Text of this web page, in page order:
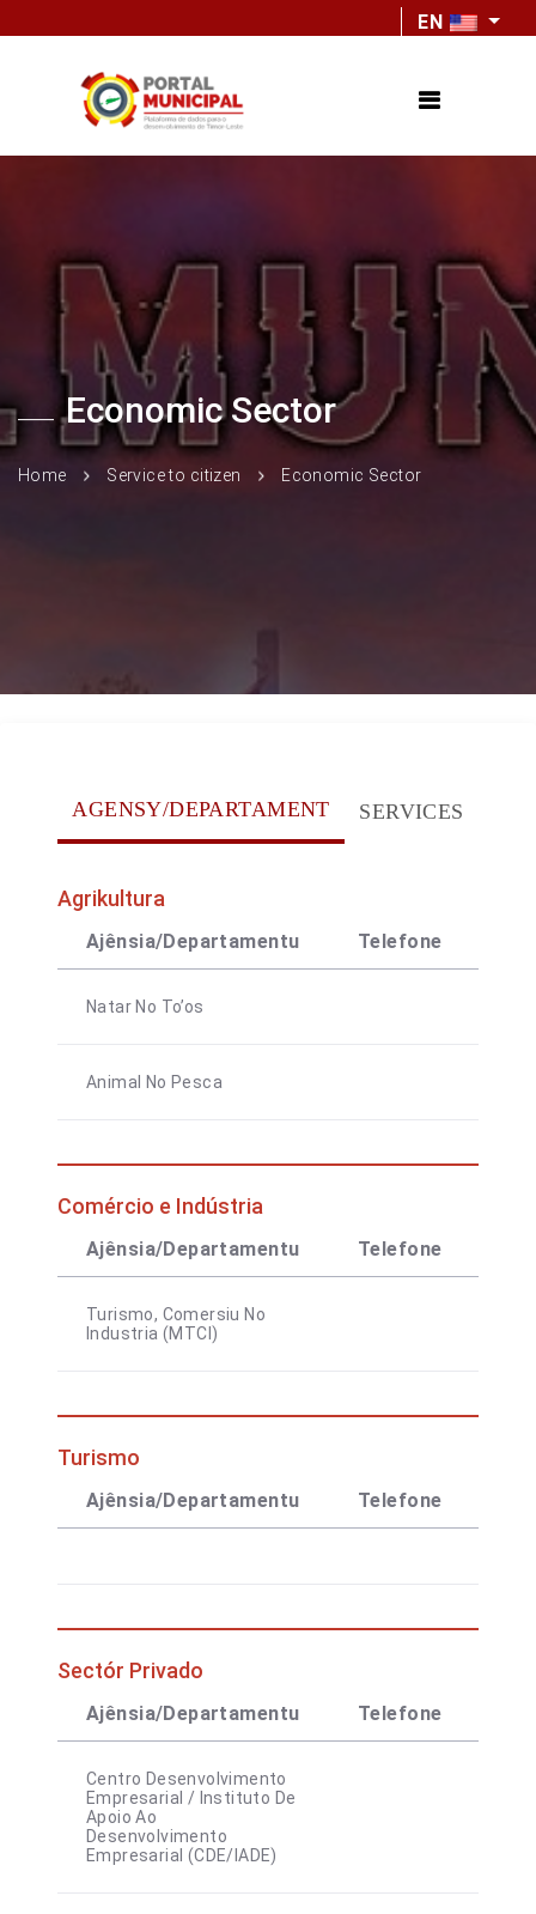
EN
Economic Sector
Home Service to citizen Economic Sector
AGENSY/DEPARTAMENT SERVICES
Agrikultura
Ajênsia/Departamentu Telefone
Natar No To’os
Animal No Pesca
Comércio e Indústria
Ajênsia/Departamentu Telefone
Turismo, Comersiu No
Industria (MTCI)
Turismo
Ajênsia/Departamentu Telefone
Sectór Privado
Ajênsia/Departamentu Telefone
Centro Desenvolvimento
Empresarial / Instituto De
Apoio Ao
Desenvolvimento
Empresarial (CDE/IADE)